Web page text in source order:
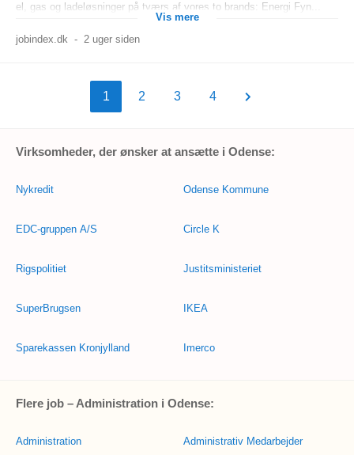
el, gas og ladeløsninger på tværs af vores to brands: Energi Fyn...
Vis mere
jobindex.dk - 2 uger siden
1 2 3 4
Virksomheder, der ønsker at ansætte i Odense:
Nykredit
EDC-gruppen A/S
Rigspolitiet
SuperBrugsen
Sparekassen Kronjylland
Odense Kommune
Circle K
Justitsministeriet
IKEA
Imerco
Flere job – Administration i Odense:
Administration Administrativ Medarbejder